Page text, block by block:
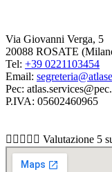
Via Giovanni Verga, 5
20088 ROSATE
Tel: +39 0221103454
Email:
Pec:
P.IVA: 05602460965
     Valutazione 5